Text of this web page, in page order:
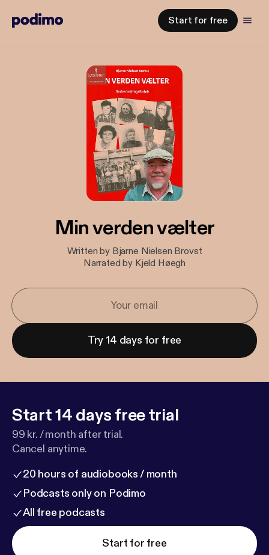
Start for free
Min verden vælter
Written by Bjarne Nielsen Brovst
Narrated by Kjeld Høegh
Try 14 days for free
Start 14 days free trial
99 kr. / month after trial.
Cancel anytime.
20 hours of audiobooks / month
Podcasts only on Podimo
All free podcasts
Start for free